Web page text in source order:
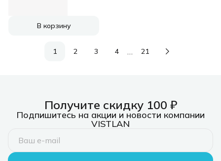
В корзину
1 2 3 4 … 21
Получите скидку 100 ₽
Подпишитесь на акции и новости компании
VISTLAN